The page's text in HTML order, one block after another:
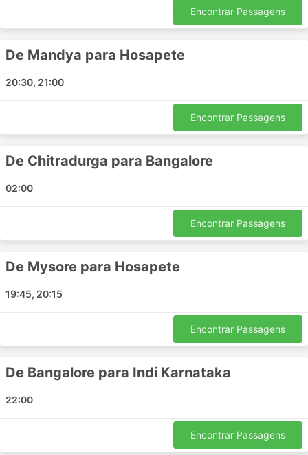
Tumakuru - Mysore
Tumakuru - Hosapete
Bijapur - Mysore
Mysore - Bangalore
Bangalore - Bijapur
Bangalore - Indi Karnataka
Mysore - Tumakuru
Bangalore - Mysore
Bijapur - Chitradurga
Hosapete - Mandya
Preços de Passagens e Classes de
Encontrar Passagens
De Mandya para Hosapete
20:30, 21:00
Encontrar Passagens
De Chitradurga para Bangalore
02:00
Encontrar Passagens
De Mysore para Hosapete
19:45, 20:15
Encontrar Passagens
De Bangalore para Indi Karnataka
22:00
Encontrar Passagens